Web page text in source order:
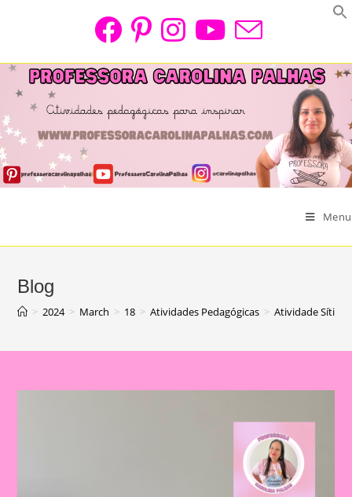
Menu
Blog
> 2024 > March > 18 > Atividades Pedagógicas > Atividade Sítio